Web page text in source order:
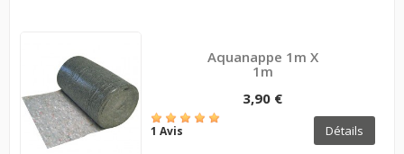
Aquanappe 1m X
1m
3,90 €
1 Avis Détails